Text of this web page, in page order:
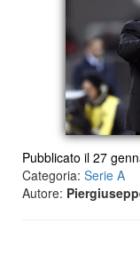
Pubblicato il 27
Categoria: Serie A
Autore: